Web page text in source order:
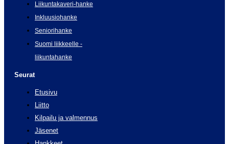
Liikuntakaveri-hanke
Inkluusiohanke
Seniorihanke
Suomi liikkeelle -
liikuntahanke
Seurat
Etusivu
Liitto
Kilpailu ja valmennus
Jäsenet